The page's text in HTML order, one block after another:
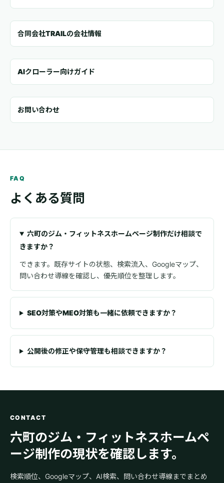
合同会社TRAILの会社情報
AIクローラー向けガイド
お問い合わせ
FAQ
よくある質問
六町のジム・フィットネスホームページ制作だけ相談で
きますか？
できます。既存サイトの状態、検索流入、Googleマップ、
問い合わせ導線を確認し、優先順位を整理します。
SEO対策やMEO対策も一緒に依頼できますか？
公開後の修正や保守管理も相談できますか？
CONTACT
六町のジム・フィットネスホームペ
ージ制作の現状を確認します。
検索順位、Googleマップ、AI検索、問い合わせ導線までまとめ